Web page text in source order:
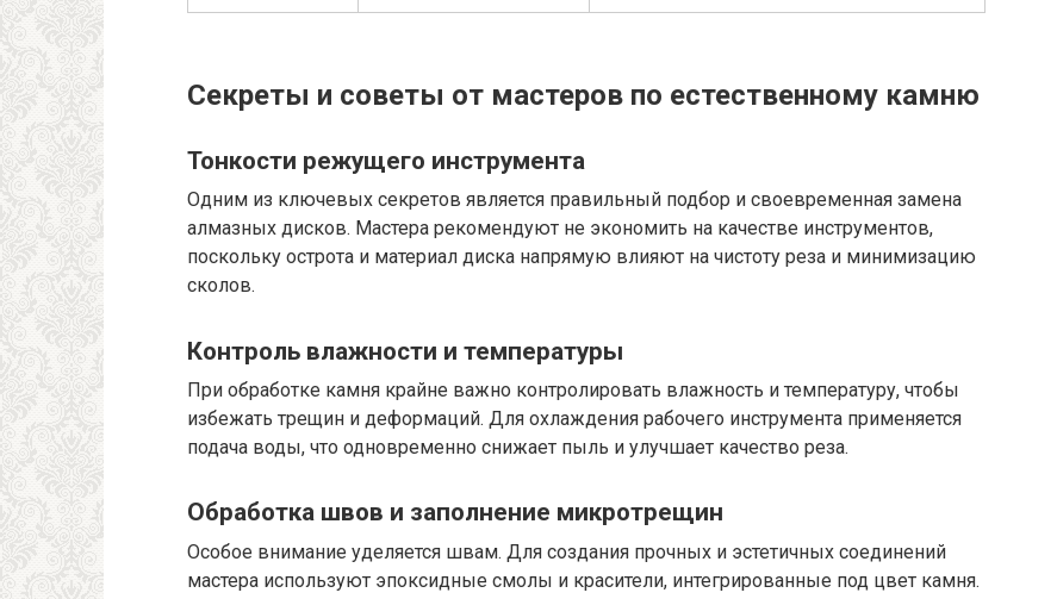
Секреты и советы от мастеров по естественному камню
Тонкости режущего инструмента
Одним из ключевых секретов является правильный подбор и своевременная замена
алмазных дисков. Мастера рекомендуют не экономить на качестве инструментов,
поскольку острота и материал диска напрямую влияют на чистоту реза и минимизацию
сколов.
Контроль влажности и температуры
При обработке камня крайне важно контролировать влажность и температуру, чтобы
избежать трещин и деформаций. Для охлаждения рабочего инструмента применяется
подача воды, что одновременно снижает пыль и улучшает качество реза.
Обработка швов и заполнение микротрещин
Особое внимание уделяется швам. Для создания прочных и эстетичных соединений
мастера используют эпоксидные смолы и красители, интегрированные под цвет камня.